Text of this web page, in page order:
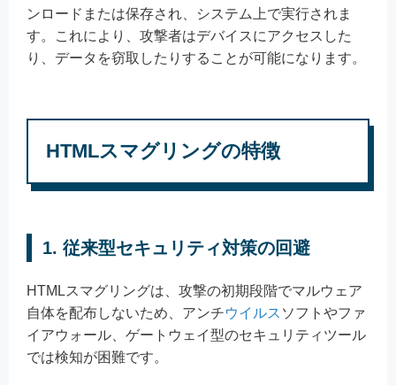
ンロードまたは保存され、システム上で実行されま
す。これにより、攻撃者はデバイスにアクセスした
り、データを窃取したりすることが可能になります。
HTMLスマグリングの特徴
1. 従来型セキュリティ対策の回避
HTMLスマグリングは、攻撃の初期段階でマルウェア
自体を配布しないため、アンチウイルス ソフトやファ
イアウォール、ゲートウェイ型のセキュリティツール
では検知が困難です。